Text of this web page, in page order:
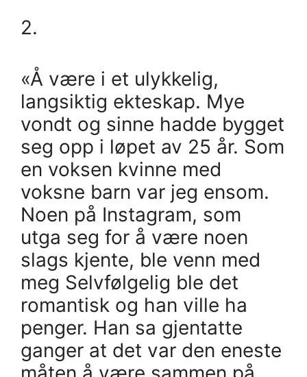
2.
«Å være i et ulykkelig,
langsiktig ekteskap. Mye
vondt og sinne hadde bygget
seg opp i løpet av 25 år. Som
en voksen kvinne med
voksne barn var jeg ensom.
Noen på Instagram, som
utga seg for å være noen
slags kjente, ble venn med
meg Selvfølgelig ble det
romantisk og han ville ha
penger. Han sa gjentatte
ganger at det var den eneste